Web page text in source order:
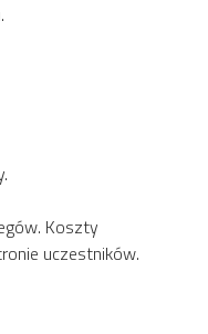
Koszty
uczestników.